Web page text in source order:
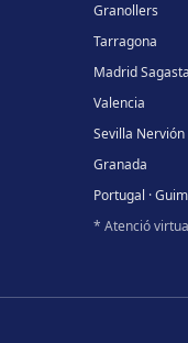
Granollers
Tarragona
Madrid Sagasta
Valencia
Sevilla Nervión
Granada
Portugal ·
* Atenció